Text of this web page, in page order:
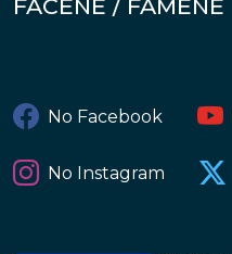
FACENE / FAMENE
No Facebook
No Instagram